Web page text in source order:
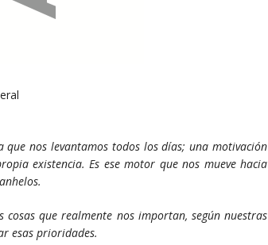
que nos levantamos todos los días; una motivación
existencia. Es ese motor que nos mueve hacia
que realmente nos importan, según nuestras
esas prioridades.